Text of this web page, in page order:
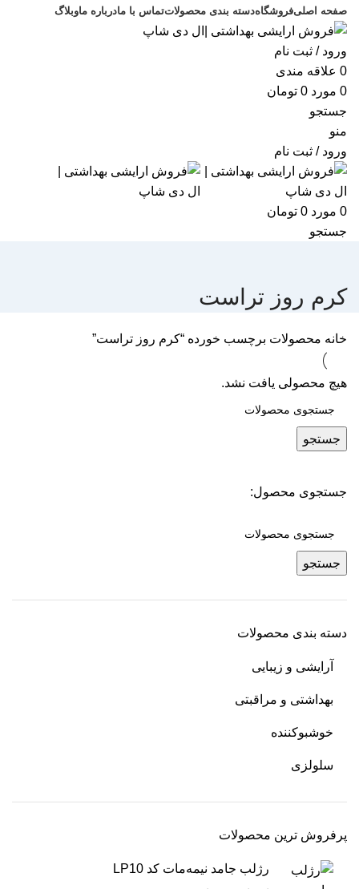
صفحه اصلیفروشگاهدسته بندی محصولاتتماس با مادرباره ماوبلاگ
ورود / ثبت نام
0 علاقه مندی
0 مورد 0 تومان
جستجو
منو
ورود / ثبت نام
0 مورد 0 تومان
جستجو
کرم روز تراست
جستجوی محصول:
جستجو
دسته بندی محصولات
آرایشی و زیبایی
بهداشتی و مراقبتی
خوشبوکننده
سلولزی
پرفروش ترین محصولات
رژلب جامد نیمه‌مات کد LP10
خانه محصولات برچسب خورده “کرم روز تراست”
هیچ محصولی یافت نشد.
جستجو